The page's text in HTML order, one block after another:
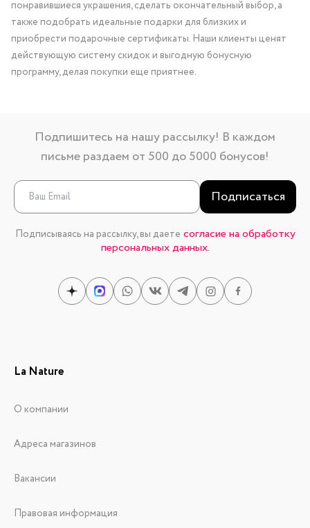
понравившиеся украшения, сделать окончательный выбор, а
также подобрать идеальные подарки для близких и
приобрести подарочные сертификаты. Наши клиенты ценят
действующую систему скидок и выгодную бонусную
программу, делая покупки еще приятнее.
Подпишитесь на нашу рассылку! В каждом
письме раздаем от 500 до 5000 бонусов!
Подписаться
Подписываясь на рассылку, вы даете согласие на обработку
персональных данных.
La Nature
О компании
Адреса магазинов
Вакансии
Правовая информация